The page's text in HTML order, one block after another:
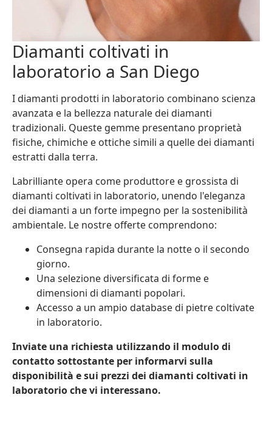
Diamanti coltivati in
laboratorio a San Diego
I diamanti prodotti in laboratorio combinano scienza
avanzata e la bellezza naturale dei diamanti
tradizionali. Queste gemme presentano proprietà
fisiche, chimiche e ottiche simili a quelle dei diamanti
estratti dalla terra.
Labrilliante opera come produttore e grossista di
diamanti coltivati in laboratorio, unendo l'eleganza
dei diamanti a un forte impegno per la sostenibilità
ambientale. Le nostre offerte comprendono:
Consegna rapida durante la notte o il secondo
giorno.
Una selezione diversificata di forme e
dimensioni di diamanti popolari.
Accesso a un ampio database di pietre coltivate
in laboratorio.
Inviate una richiesta utilizzando il modulo di
contatto sottostante per informarvi sulla
disponibilità e sui prezzi dei diamanti coltivati in
laboratorio che vi interessano.